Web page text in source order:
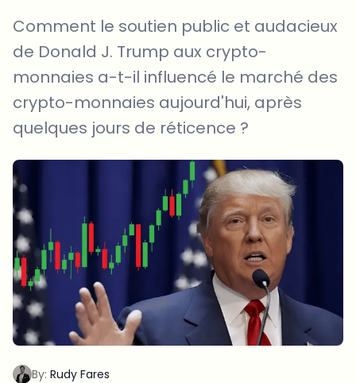
Comment le soutien public et audacieux
de Donald J. Trump aux crypto-
monnaies a-t-il influencé le marché des
crypto-monnaies aujourd'hui, après
quelques jours de réticence ?
By: Rudy Fares